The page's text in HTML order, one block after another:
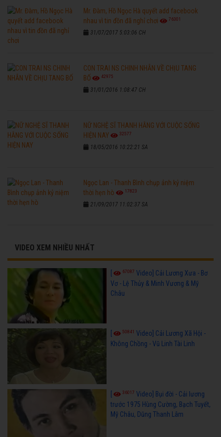
Mr. Đàm, Hồ Ngọc Hà quyết add facebook
nhau vì tin đồn đã nghỉ chơi
76301
31/07/2017 5:03:06 CH
CON TRAI NS CHINH NHẪN VỀ CHỊU TANG
BỐ
42975
31/01/2016 1:08:47 CH
NỮ NGHỆ SĨ THANH HẰNG VỚI CUỘC SỐNG
HIỆN NAY
32577
18/05/2016 10:22:21 SA
Ngọc Lan - Thanh Bình chụp ảnh kỷ niệm
thời hẹn hò
17823
21/09/2017 11:02:37 SA
VIDEO XEM NHIỀU NHẤT
[ 67087 Video] Cải Lương Xưa - Bơ
Vơ - Lệ Thủy & Minh Vương & Mỹ
Châu
50841
Video] Cải Lương Xã Hội -
Không Chồng - Vũ Linh Tài Linh
36017 Video] Bụi đời - Cải lương
trước 1975 Hùng Cường, Bạch Tuyết,
Mỹ Châu, Dũng Thanh Lâm